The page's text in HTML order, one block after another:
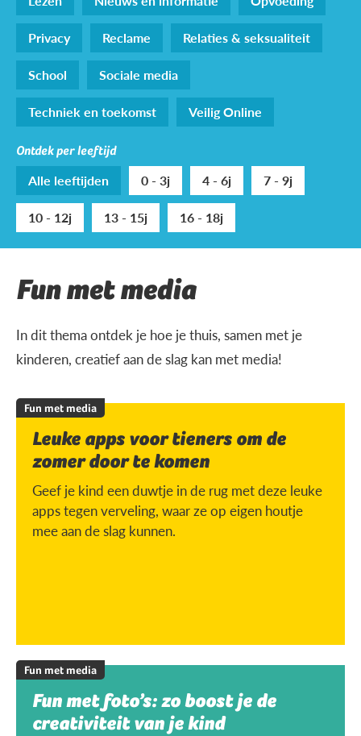
Privacy
Reclame
Relaties & seksualiteit
School
Sociale media
Techniek en toekomst
Veilig Online
Ontdek per leeftijd
Alle leeftijden 0 - 3j 4 - 6j
7 - 9j
10 - 12j
13 - 15j 16 - 18j
Fun met media
In dit thema ontdek je hoe je thuis, samen met je
kinderen, creatief aan de slag kan met media!
Fun met media
Leuke apps voor tieners om de
zomer door te komen
Geef je kind een duwtje in de rug met deze leuke
apps tegen verveling, waar ze op eigen houtje
mee aan de slag kunnen.
Fun met media
Fun met foto’s: zo boost je de
creativiteit van je kind